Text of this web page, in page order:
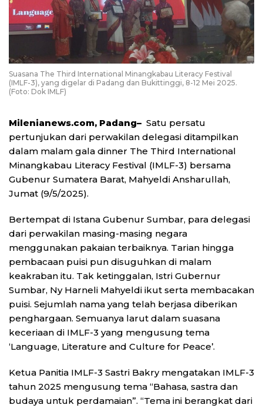
Suasana The Third International Minangkabau Literacy Festival
(IMLF-3), yang digelar di Padang dan Bukittinggi, 8-12 Mei 2025.
(Foto: Dok IMLF)
Milenianews.com, Padang– Satu persatu
pertunjukan dari perwakilan delegasi ditampilkan
dalam malam gala dinner The Third International
Minangkabau Literacy Festival (IMLF-3) bersama
Gubenur Sumatera Barat, Mahyeldi Ansharullah,
Jumat (9/5/2025).
Bertempat di Istana Gubenur Sumbar, para delegasi
dari perwakilan masing-masing negara
menggunakan pakaian terbaiknya. Tarian hingga
pembacaan puisi pun disuguhkan di malam
keakraban itu. Tak ketinggalan, Istri Gubernur
Sumbar, Ny Harneli Mahyeldi ikut serta membacakan
puisi. Sejumlah nama yang telah berjasa diberikan
penghargaan. Semuanya larut dalam suasana
keceriaan di IMLF-3 yang mengusung tema
‘Language, Literature and Culture for Peace’.
Ketua Panitia IMLF-3 Sastri Bakry mengatakan IMLF-3
tahun 2025 mengusung tema “Bahasa, sastra dan
budaya untuk perdamaian”. “Tema ini berangkat dari